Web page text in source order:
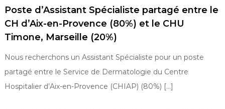
Poste d’Assistant Spécialiste partagé entre le
CH d’Aix-en-Provence (80%) et le CHU
Timone, Marseille (20%)
Nous recherchons un Assistant Spécialiste pour un poste
partagé entre le Service de Dermatologie du Centre
Hospitalier d’Aix-en-Provence (CHIAP) (80%) […]